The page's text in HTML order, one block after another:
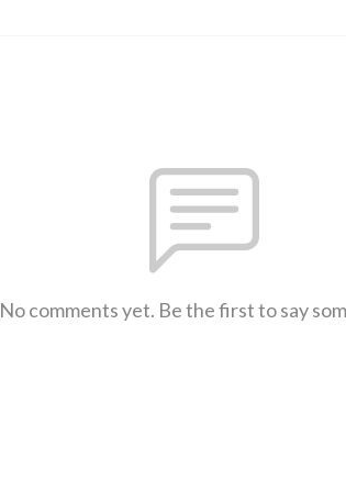
No comments yet. Be the first to say